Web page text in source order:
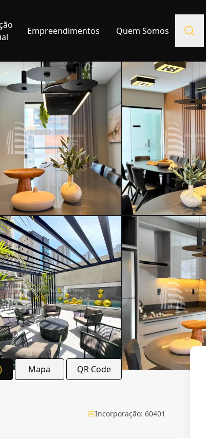
Empreendimentos Quem Somos
Mapa QR Code
Incorporação: 60401